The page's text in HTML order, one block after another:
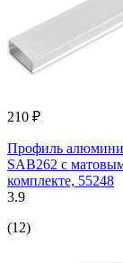
210 ₽
Профиль
SAB262 с
комплекте, 55248
3.9
(12)